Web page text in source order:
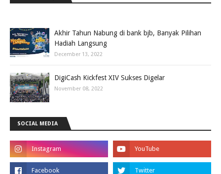
Akhir Tahun Nabung di bank bjb, Banyak Pilihan
Hadiah Langsung
December 13, 2022
DigiCash Kickfest XIV Sukses Digelar
November 08, 2022
SOCIAL MEDIA